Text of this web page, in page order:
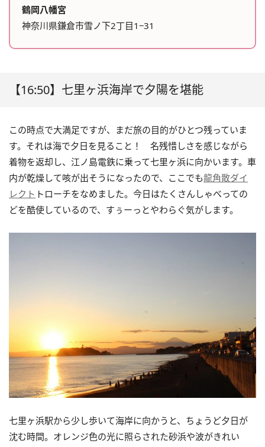
鶴岡八幡宮
神奈川県鎌倉市雪ノ下2丁目1−31
【16:50】七里ヶ浜海岸で夕陽を堪能
この時点で大満足ですが、まだ旅の目的がひとつ残っていま
す。それは海で夕日を見ること！ 名残惜しさを感じながら
着物を返却し、江ノ島電鉄に乗って七里ヶ浜に向かいます。車
内が乾燥して咳が出そうになったので、ここでも龍角散ダイ
レクト トローチをなめました。今日はたくさんしゃべっての
どを酷使しているので、すぅーっとやわらぐ気がします。
七里ヶ浜駅から少し歩いて海岸に向かうと、ちょうど夕日が
沈む時間。オレンジ色の光に照らされた砂浜や波がきれい